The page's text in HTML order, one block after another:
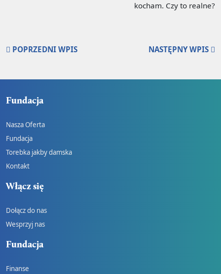
kocham. Czy to realne?
POPRZEDNI WPIS NASTĘPNY WPIS
Fundacja
Nasza Oferta
Fundacja
Torebka jakby damska
Kontakt
Włącz się
Dołącz do nas
Wesprzyj nas
Fundacja
Finanse